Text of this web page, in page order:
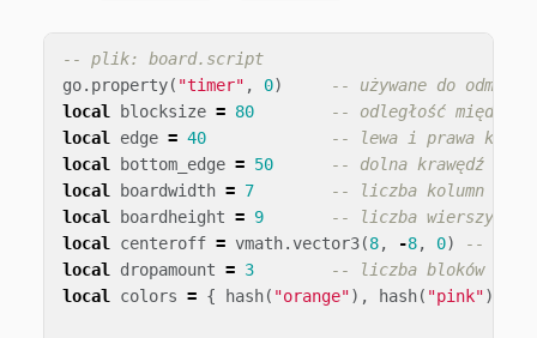
-- plik: board.script
go. property( "timer" , 0)
-- używane do
local
blocksize = 80
-- odległość między
local
edge = 40
-- lewa i prawa
local
bottom_edge = 50
-- dolna krawędź
local
boardwidth = 7
-- liczba kolumn
local
boardheight = 9
-- liczba wierszy
local
centeroff = vmath.vector3(8, -8, 0)
--
local
dropamount = 3
-- liczba bloków
local
colors = { hash( "orange"), hash( "pink"),